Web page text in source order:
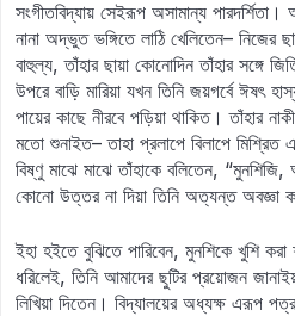
সংগীতবিদ্যায় সেইরূপ অসামান্য পারদর্শিতা।
নানা অদ্ভুত ভঙ্গিতে লাঠি খেলিতেন– নিজের
বাহুল্য, তাঁহার ছায়া কোনোদিন তাঁহার সঙ্গে
উপরে বাড়ি মারিয়া যখন তিনি জয়গর্বে ঈষৎ
পায়ের কাছে নীরবে পড়িয়া থাকিত। তাঁহার
মতো শুনাইত– তাহা প্রলাপে বিলাপে মিশ্রিত
বিষ্ণু মাঝে মাঝে তাঁহাকে বলিতেন,
কোনো উত্তর না দিয়া তিনি অত্যন্ত অবজ্ঞা
ইহা হইতে বুঝিতে পারিবেন, মুনশিকে খুশি
ধরিলেই, তিনি আমাদের ছুটির প্রয়োজন
লিখিয়া দিতেন। বিদ্যালয়ের অধ্যক্ষ এরূপ